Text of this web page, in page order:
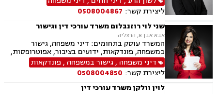
ידועים בציבור, אפוטרופסות, צווי הרחקה, הגנת
הפרטיות, פינוי מושכר, מקרקעין ונדל"ן, עסקאות
מכר דירה.
ליצירת קשר: 0508004867
שני לוי רוזנבלום משרד עורכי דין וגישור
אבא אבן 8, הרצליה
המשרד עוסק בתחומים: דיני משפחה, גישור
במשפחה, פונדקאות, ידועים בציבור, אפוטרופסות,
הסכמי ממון, אבהות, מזונות, משמורת, גירושין,
הורות חד מינית, נישואים אזרחיים, חוק הנוער,
אימוץ, חלוקת רכוש, מעמד אישי, תיאום הורי, חטיפת
ילדים, זמני שהות (החזקת ילדים), אומנה, ניכור הורי,
דיני משפחה ,גישור במשפחה , פונדקאות
ליצירת קשר: 0508004850
לוין וולקן משרד עורכי דין